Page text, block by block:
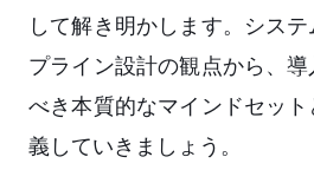
して解き明かします。シス
プライン設計の観点から、導
べき本質的なマインドセッ
義していきましょう。